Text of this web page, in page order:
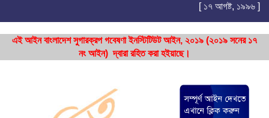
[ ১৭ আগষ্ট, ১৯৯৬ ]
এই আইন বাংলাদেশ সুগারক্রপ গবেষণা ইনস্টিটিউট আইন, ২০১৯ (২০১৯ সনের ১৭
নং আইন) দ্বারা রহিত করা হইয়াছে।